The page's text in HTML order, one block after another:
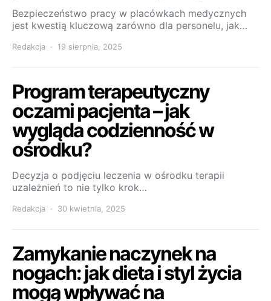
Bezpieczeństwo pracy w placówkach medycznych
jest kwestią kluczową zarówno dla personelu, jak…
Redakcja 19 sierpnia, 2025
Program terapeutyczny
oczami pacjenta – jak
wygląda codzienność w
ośrodku?
Decyzja o podjęciu leczenia w ośrodku terapii
uzależnień to nie tylko krok…
Redakcja 30 kwietnia, 2025
Zamykanie naczynek na
nogach: jak dieta i styl życia
mogą wpływać na